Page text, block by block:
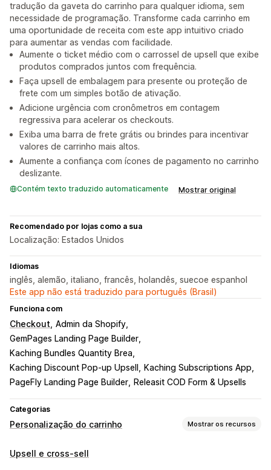
tradução da gaveta do carrinho para qualquer idioma, sem
necessidade de programação. Transforme cada carrinho em
uma oportunidade de receita com este app intuitivo criado
para aumentar as vendas com facilidade.
Aumente o ticket médio com o carrossel de upsell que exibe
produtos comprados juntos com frequência.
Faça upsell de embalagem para presente ou proteção de
frete com um simples botão de ativação.
Adicione urgência com cronômetros em contagem
regressiva para acelerar os checkouts.
Exiba uma barra de frete grátis ou brindes para incentivar
valores de carrinho mais altos.
Aumente a confiança com ícones de pagamento no carrinho
deslizante.
Contém texto traduzido automaticamente Mostrar original
Recomendado por lojas como a sua
Localização: Estados Unidos
Idiomas
inglês, alemão, italiano, francês, holandês, suecoe espanhol
Este app não está traduzido para português (Brasil)
Funciona com
Checkout Admin da Shopify
GemPages Landing Page Builder
Kaching Bundles Quantity Brea
Kaching Discount Pop‑up Upsell
Kaching Subscriptions App
PageFly Landing Page Builder
Releasit COD Form & Upsells
Categorias
Personalização do carrinho Mostrar os recursos
Exibição do carrinho
Upsell e cross-sell